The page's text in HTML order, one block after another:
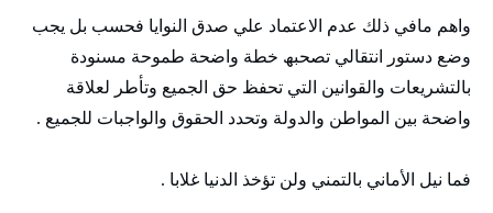
واھم مافي ذلك عدم الاعتماد علي صدق النوايا فحسب بل يجب
وضع دستور انتقالي تصحبھ خطة واضحة طموحة مسنودة
بالتشريعات والقوانين التي تحفظ حق الجميع وتأطر لعلاقة
واضحة بين المواطن والدولة وتحدد الحقوق والواجبات للجميع .
فما نيل الأماني بالتمني ولن تؤخذ الدنيا غلابا .